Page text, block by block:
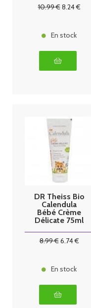
50g
10.99€8.24€
En stock
DR Theiss Bio
Calendula
Bébé Crème
Délicate 75ml
8.99€6.74€
En stock